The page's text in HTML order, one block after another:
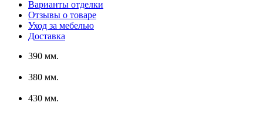
Варианты отделки
Отзывы о товаре
Уход за мебелью
Доставка
390 мм.
380 мм.
430 мм.